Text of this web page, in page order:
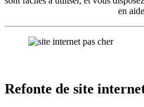
en
Refonte de site